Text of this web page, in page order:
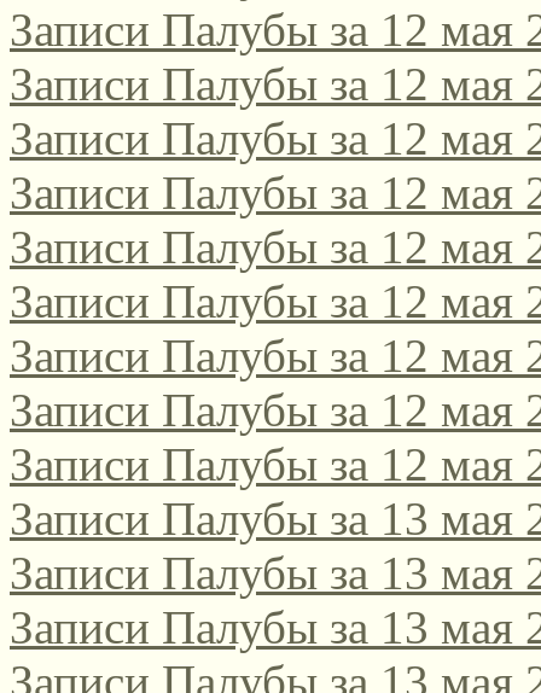
Записи Палубы за 12 мая
Записи Палубы за 12 мая
Записи Палубы за 12 мая
Записи Палубы за 12 мая
Записи Палубы за 12 мая
Записи Палубы за 12 мая
Записи Палубы за 12 мая
Записи Палубы за 12 мая
Записи Палубы за 12 мая
Записи Палубы за 13 мая
Записи Палубы за 13 мая
Записи Палубы за 13 мая
Записи Палубы за 13 мая